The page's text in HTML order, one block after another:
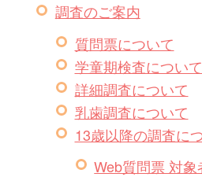
調査のご案内
質問票について
学童期検査について
詳細調査について
乳歯調査について
13歳以降の調査に
Web質問票 対